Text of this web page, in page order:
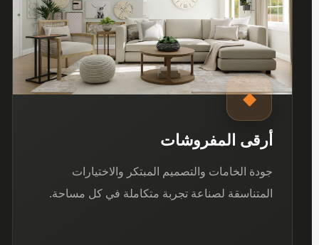
◆
أرقى المفروشات
جودة الخامات والتصميم المبتكر والاختيارات
المتناسقة لصناعة تجربة متكاملة في كل مساحة.